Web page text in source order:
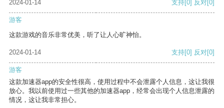
2024-01-14 支持[0] 反对[0]
游客
这款游戏的音乐非常优美，听了让人心旷神怡。
2024-01-14 支持[0] 反对[0]
游客
这款加速器app的安全性很高，使用过程中不会泄露个人信息，这让我很
放心。我以前使用过一些其他的加速器app，经常会出现个人信息泄露的
情况，这让我非常担心。